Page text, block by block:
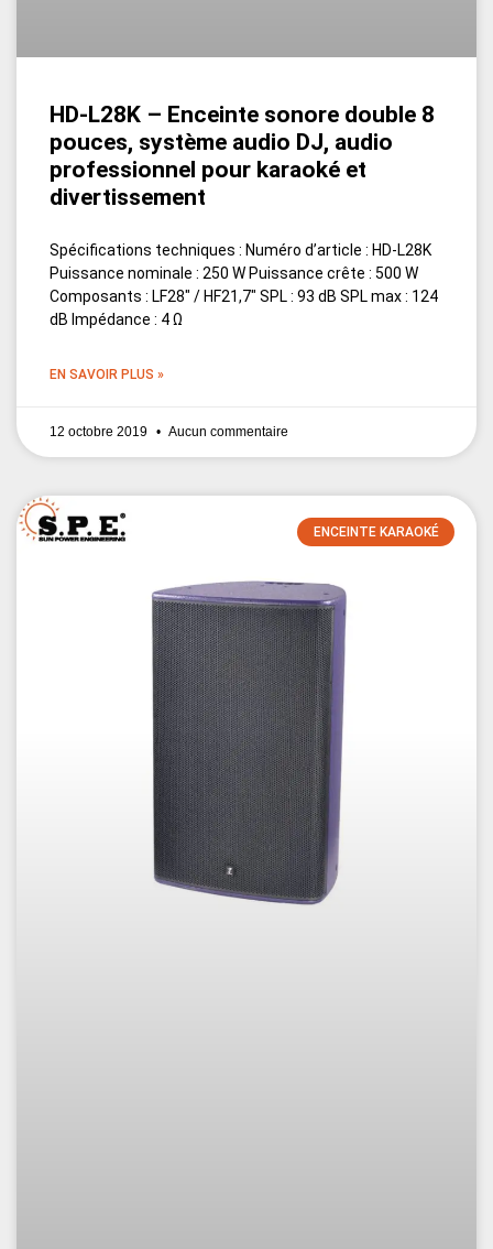
HD-L28K – Enceinte sonore double 8
pouces, système audio DJ, audio
professionnel pour karaoké et
divertissement
Spécifications techniques : Numéro d’article : HD-L28K
Puissance nominale : 250 W Puissance crête : 500 W
Composants : LF28″ / HF21,7″ SPL : 93 dB SPL max : 124
dB Impédance : 4 Ω
EN SAVOIR PLUS »
12 octobre 2019 Aucun commentaire
ENCEINTE KARAOKÉ